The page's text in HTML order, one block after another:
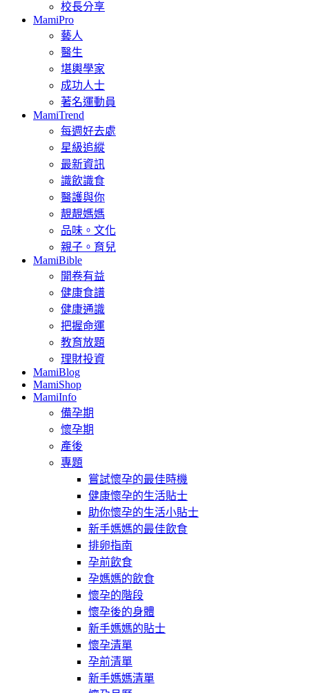
校長分享
MamiPro
藝人
醫生
堪輿學家
成功人士
著名運動員
MamiTrend
每週好去處
星級追縱
最新資訊
識飲識食
醫護與你
靚靚媽媽
品味。文化
親子。育兒
MamiBible
開卷有益
健康食譜
健康通識
把握命運
教育放題
理財投資
MamiBlog
MamiShop
MamiInfo
備孕期
懷孕期
產後
專題
嘗試懷孕的最佳時機
健康懷孕的生活貼士
助你懷孕的生活小貼士
新手媽媽的最佳飲食
排卵指南
孕前飲食
孕媽媽的飲食
懷孕的階段
懷孕後的身體
新手媽媽的貼士
懷孕清單
孕前清單
新手媽媽清單